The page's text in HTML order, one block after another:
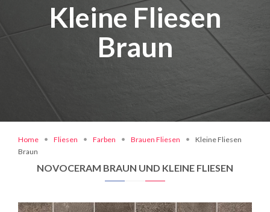
Kleine Fliesen
Braun
Home Fliesen Farben Brauen Fliesen
Kleine Fliesen
Braun
NOVOCERAM BRAUN UND KLEINE FLIESEN